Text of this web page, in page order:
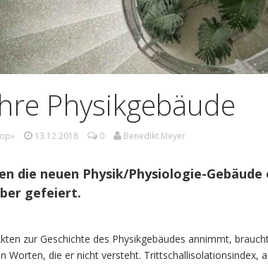
Physikgebäude
13.12.2018 0 Benedikt Meyer
die neuen Physik/Physiologie-
gefeiert.
zur Geschichte des Physikgebäudes annimmt,
Worten, die er nicht versteht. Trittschallisolationsindex,